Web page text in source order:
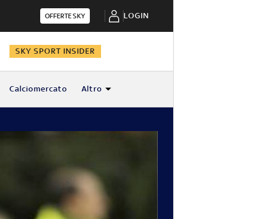
OFFERTE SKY LOGIN
SKY SPORT INSIDER
Calciomercato Altro